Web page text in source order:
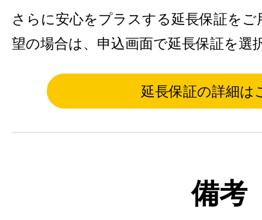
さらに安心をプラスする延長保証を
望の場合は、申込画面で延長保証を選
延長保証の詳細は
備考